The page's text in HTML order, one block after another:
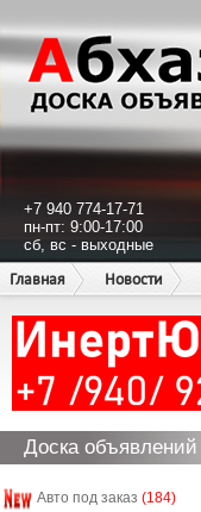
+7 940 774-17-71
пн-пт: 9:00-17:00
сб, вс - выходные
Главная
Новости
Доска объявлений
Авто под заказ (184)